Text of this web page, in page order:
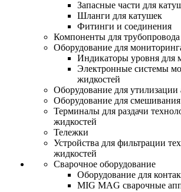
Запасные части для
Шланги для катушек
Фитинги и соединения
Компоненты для трубопровода
Оборудование для
Индикаторы уровня для
Электронные системы
жидкостей
Оборудование для утилизации
Оборудование для
Терминалы для раздачи
жидкостей
Тележки
Устройства для фильтрации
жидкостей
Сварочное оборудование
Оборудование для
MIG MAG сварочные